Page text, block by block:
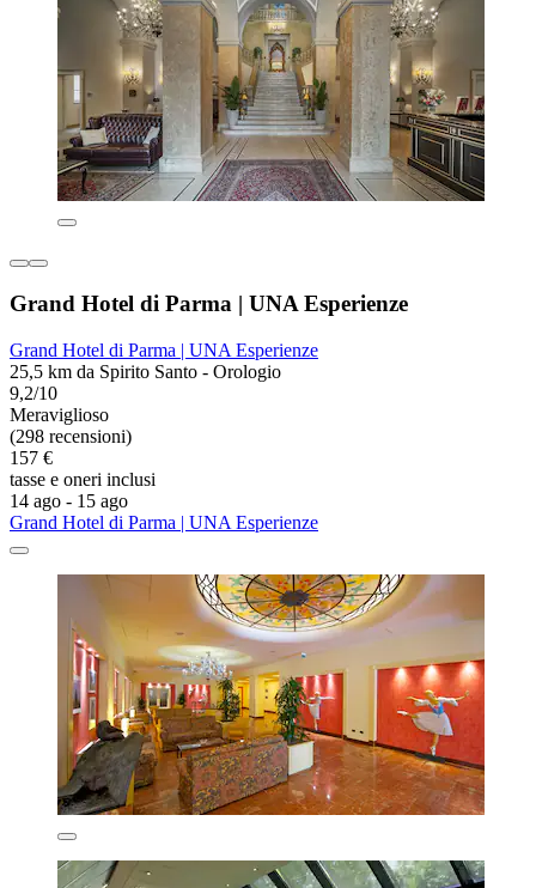
Grand Hotel di Parma | UNA Esperienze
Grand Hotel di Parma | UNA Esperienze
25,5 km da Spirito Santo - Orologio
9,2/10
Meraviglioso
(298 recensioni)
157 €
tasse e oneri inclusi
14 ago - 15 ago
Grand Hotel di Parma | UNA Esperienze